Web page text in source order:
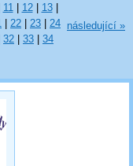
11 12 13
22 23
24
32 33 34
následující »